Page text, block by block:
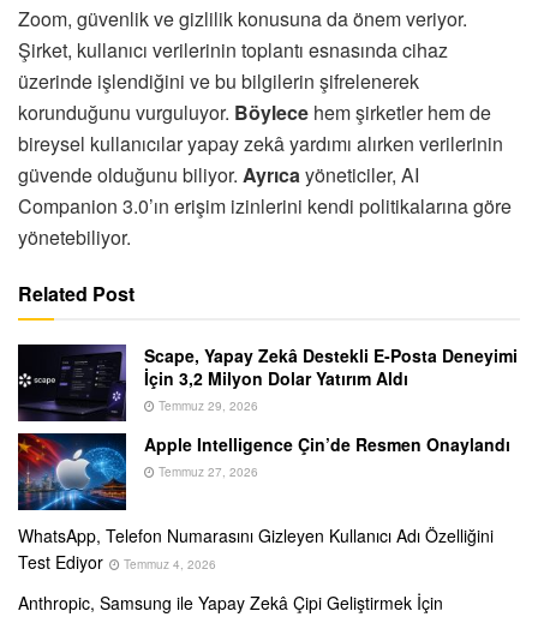
Zoom, güvenlik ve gizlilik konusuna da önem veriyor.
Şirket, kullanıcı verilerinin toplantı esnasında cihaz
üzerinde işlendiğini ve bu bilgilerin şifrelenerek
korunduğunu vurguluyor. Böylece hem şirketler hem de
bireysel kullanıcılar yapay zekâ yardımı alırken verilerinin
güvende olduğunu biliyor. Ayrıcayöneticiler, AI
Companion 3.0’ın erişim izinlerini kendi politikalarına göre
yönetebiliyor.
Related Post
Scape, Yapay Zekâ Destekli E-Posta Deneyimi
İçin 3,2 Milyon Dolar Yatırım Aldı
Temmuz 29, 2026
Apple Intelligence Çin’de Resmen Onaylandı
Temmuz 27, 2026
WhatsApp, Telefon Numarasını Gizleyen Kullanıcı Adı Özelliğini
Test Ediyor
Temmuz 4, 2026
Anthropic, Samsung ile Yapay Zekâ Çipi Geliştirmek İçin